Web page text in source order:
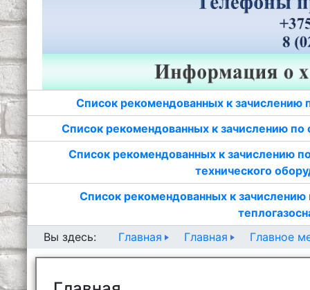
Список рекомендованных к зачислению
Список рекомендованных к зачислению
Список рекомендованных к зачислению
технического
Список рекомендованных к
Вы здесь:
Главная Главная Главное